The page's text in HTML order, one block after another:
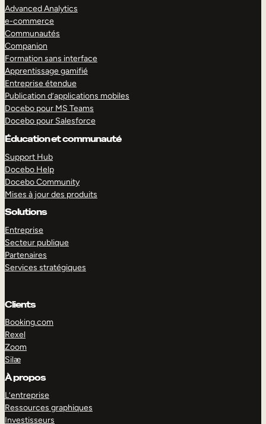
Advanced Analytics
e-commerce
Communautés
Companion
Formation sans interface
Apprentissage gamifié
Entreprise étendue
Publication d’applications mobiles
Docebo pour MS Teams
Docebo pour Salesforce
Éducation et communauté
Support Hub
Docebo Help
Docebo Community
Mises à jour des produits
Solutions
Entreprise
Secteur publique
Partenaires
Services stratégiques
Clients
Booking.com
Rexel
Zoom
Silæ
À propos
L’entreprise
Ressources graphiques
Investisseurs